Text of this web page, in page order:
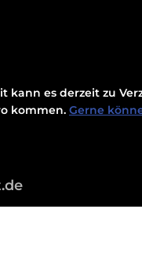
kann es derzeit zu
kommen. Gerne